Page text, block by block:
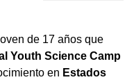
de 17 años que
Youth Science Camp
en Estados